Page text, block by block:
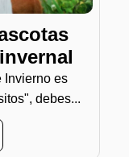
Invierno es
debes...